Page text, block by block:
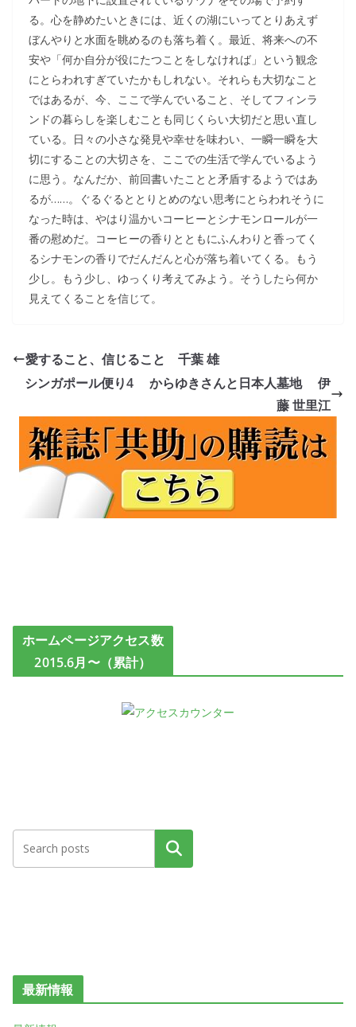
る。心を静めたいときには、近くの湖にいってとりあえず
ぼんやりと水面を眺めるのも落ち着く。最近、将来への不
安や「何か自分が役にたつことをしなければ」という観念
にとらわれすぎていたかもしれない。それらも大切なこと
ではあるが、今、ここで学んでいること、そしてフィンラ
ンドの暮らしを楽しむことも同じくらい大切だと思い直し
ている。日々の小さな発見や幸せを味わい、一瞬一瞬を大
切にすることの大切さを、ここでの生活で学んでいるよう
に思う。なんだか、前回書いたことと矛盾するようではあ
るが……。ぐるぐるととりとめのない思考にとらわれそうに
なった時は、やはり温かいコーヒーとシナモンロールが一
番の慰めだ。コーヒーの香りとともにふんわりと香ってく
るシナモンの香りでだんだんと心が落ち着いてくる。もう
少し。もう少し、ゆっくり考えてみよう。そうしたら何か
見えてくることを信じて。
愛すること、信じること 千葉 雄
シンガポール便り4 からゆきさんと日本人墓地 伊
藤 世里江
ホームページアクセス数
2015.6月〜（累計）
検索
最新情報